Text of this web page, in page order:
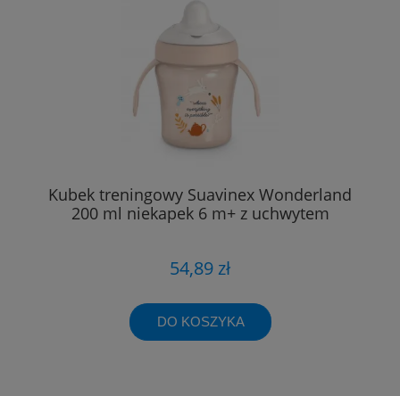
Kubek treningowy Suavinex Wonderland
200 ml niekapek 6 m+ z uchwytem
54,89 zł
DO KOSZYKA